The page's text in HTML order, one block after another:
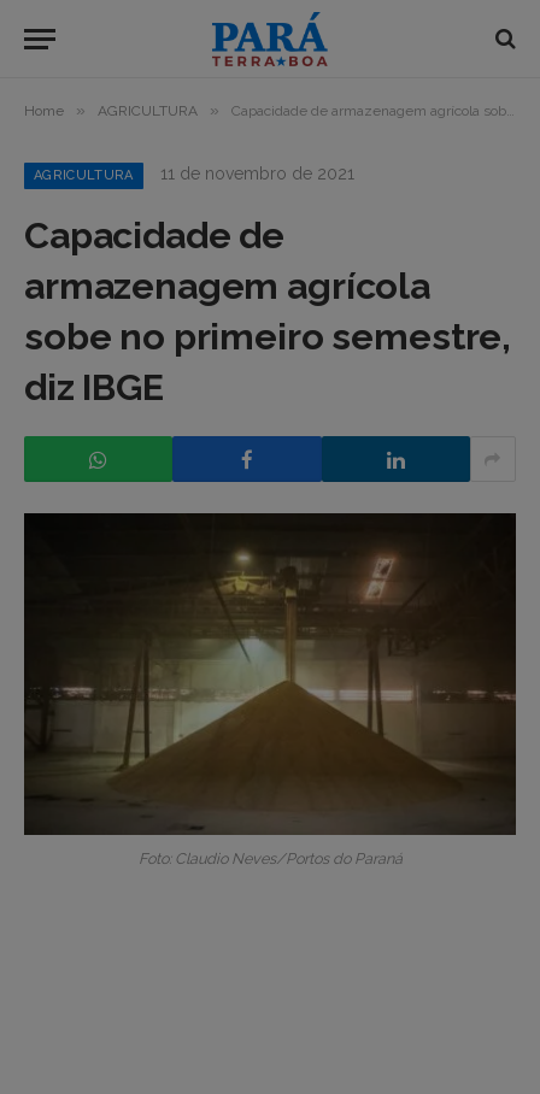
Home » AGRICULTURA » Capacidade de armazenagem agrícola sobe no primeiro semestre, diz IBGE
AGRICULTURA 11 de novembro de 2021
Capacidade de
armazenagem agrícola
sobe no primeiro semestre,
diz IBGE
Foto: Claudio Neves/Portos do Paraná